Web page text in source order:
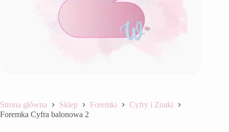
Strona główna Sklep Foremki
Cyfry i Znaki
Foremka Cyfra balonowa 2